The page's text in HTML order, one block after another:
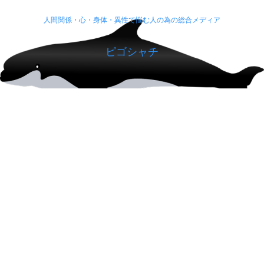
人間関係・心・身体・異性で悩む人の為の総合メディア
ピゴシャチ